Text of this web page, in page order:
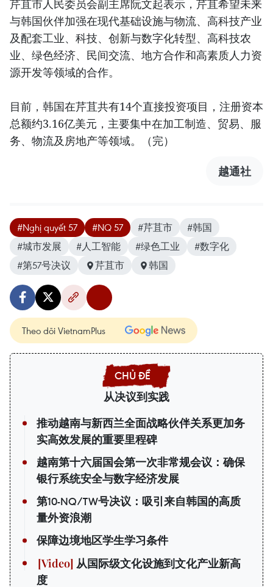
芹苴市人民委员会副主席阮文起表示，芹苴希望未来
与韩国伙伴加强在现代基础设施与物流、高科技产业
及配套工业、科技、创新与数字化转型、高科技农
业、绿色经济、民间交流、地方合作和高素质人力资
源开发等领域的合作。
目前，韩国在芹苴共有14个直接投资项目，注册资本
总额约3.16亿美元，主要集中在加工制造、贸易、服
务、物流及房地产等领域。（完）
越通社
#Nghị quyết 57 #NQ 57 #芹苴市
#韩国
#城市发展
#人工智能 #绿色工业
#数字化
#第57号决议
芹苴市 韩国
Theo dõi VietnamPlus
从决议到实践
推动越南与新西兰全面战略伙伴关系更加务
实高效发展的重要里程碑
越南第十六届国会第一次非常规会议：确保
银行系统安全与数字经济发展
第10-NQ/TW号决议：吸引来自韩国的高质
量外资浪潮
保障边境地区学生学习条件
从国际级文化设施到文化产业新高
度